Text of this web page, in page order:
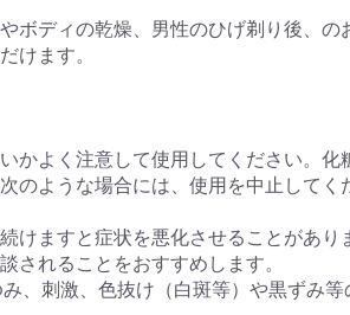
ボディの乾燥、男性のひげ剃り後、の
けます。
かよく注意して使用してください。化
のような場合には、使用を中止してく
けますと症状を悪化させることがあり
されることをおすすめします。
、刺激、色抜け（白斑等）や黒ずみ等